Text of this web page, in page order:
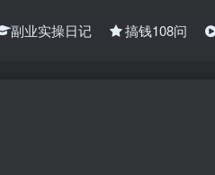
副业实操日记 搞钱108问